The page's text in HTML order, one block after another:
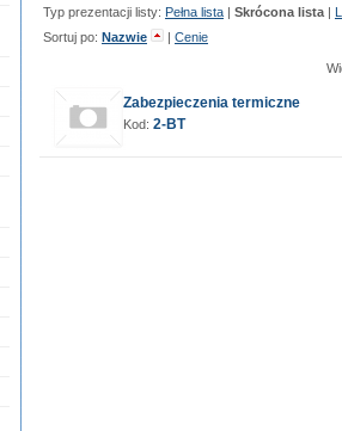
Typ prezentacji listy: Pełna lista | Skrócona lista |
Sortuj po: Nazwie | Cenie
Zabezpieczenia termiczne
Kod: 2-BT